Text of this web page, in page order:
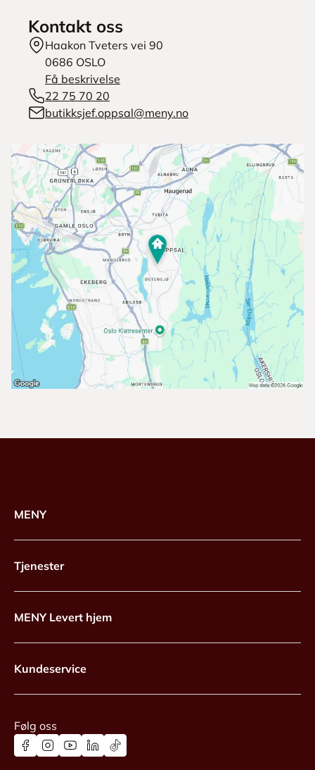
Kontakt oss
Haakon Tveters vei 90
0686 OSLO
Få beskrivelse
22 75 70 20
butikksjef.oppsal@meny.no
MENY
Tjenester
MENY Levert hjem
Kundeservice
Følg oss